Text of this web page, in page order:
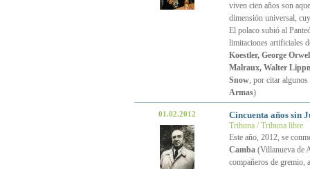
viven cien años son
dimensión universal,
El polaco subió al
limitaciones artificiales
Koestler, George
Malraux, Walter
Snow, por citar
Armas)
01.02.2012 Cincuenta años sin
Tribuna / Tribuna libre
Este año, 2012, se
Camba(Villanueva de
compañeros de gremio,